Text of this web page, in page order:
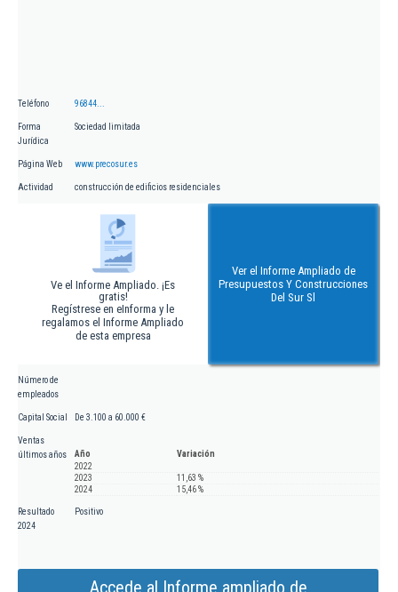
Teléfono 96844...
Forma
Jurídica
Sociedad limitada
Página Web www.precosur.es
Actividad construcción de edificios residenciales
Ve el Informe Ampliado. ¡Es
gratis!
Regístrese en eInforma y le
regalamos el Informe Ampliado
de esta empresa
Ver el Informe Ampliado de
Presupuestos Y Construcciones
Del Sur Sl
Número de
empleados
Capital Social De 3.100 a 60.000 €
Ventas
últimos años
Año
Variación
2022
2023
11,63 %
2024
15,46 %
Resultado
2024
Positivo